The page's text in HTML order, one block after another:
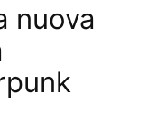
nuova